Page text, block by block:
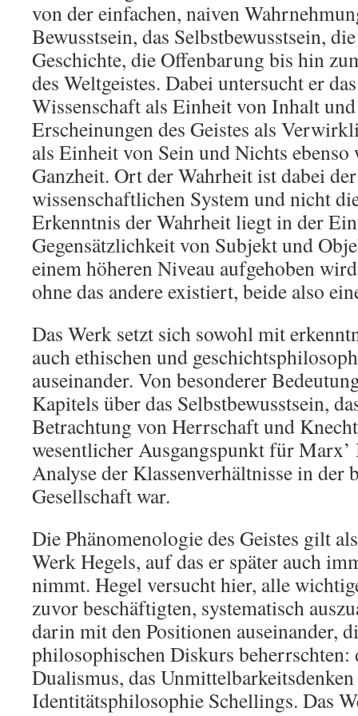
von der einfachen, naiven
Bewusstsein, das Selbstbewusstsein,
Geschichte, die Offenbarung bis hin
des Weltgeistes. Dabei untersucht er
Wissenschaft als Einheit von Inhalt
Erscheinungen des Geistes als
als Einheit von Sein und Nichts ebenso
Ganzheit. Ort der Wahrheit ist dabei
wissenschaftlichen System und nicht
Erkenntnis der Wahrheit liegt in der
Gegensätzlichkeit von Subjekt und
einem höheren Niveau aufgehoben
ohne das andere existiert, beide also
Das Werk setzt sich sowohl mit
auch ethischen und
auseinander. Von besonderer
Kapitels über das Selbstbewusstsein,
Betrachtung von Herrschaft und
wesentlicher Ausgangspunkt für
Analyse der Klassenverhältnisse in der
Gesellschaft war.
Die Phänomenologie des Geistes gilt
Werk Hegels, auf das er später auch
nimmt. Hegel versucht hier, alle
zuvor beschäftigten, systematisch
darin mit den Positionen auseinander,
philosophischen Diskurs beherrschten:
Dualismus, das
Identitätsphilosophie Schellings. Das